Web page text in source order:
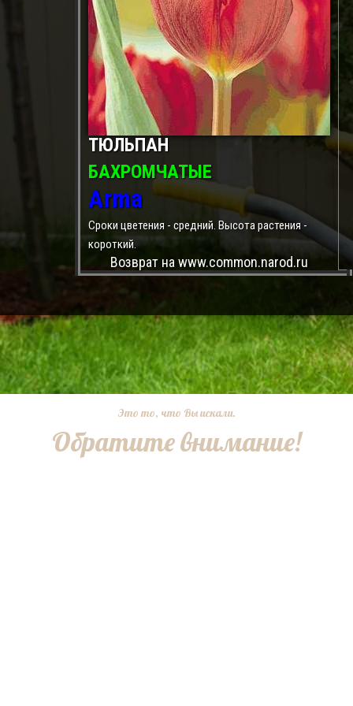
ТЮЛЬПАН
БАХРОМЧАТЫЕ
Arma
Сроки цветения - средний. Высота растения -
короткий.
Возврат на www.common.narod.ru
Это то, что Вы искали.
Обратите внимание!